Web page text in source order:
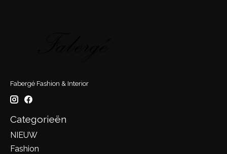
Fabergé Fashion & Interior
Categorieën
NIEUW
Fashion